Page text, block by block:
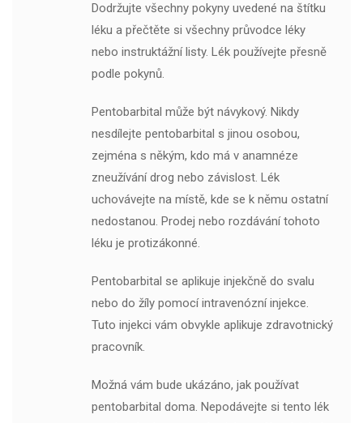
Dodržujte všechny pokyny uvedené na štítku
léku a přečtěte si všechny průvodce léky
nebo instruktážní listy. Lék používejte přesně
podle pokynů.
Pentobarbital může být návykový. Nikdy
nesdílejte pentobarbital s jinou osobou,
zejména s někým, kdo má v anamnéze
zneužívání drog nebo závislost. Lék
uchovávejte na místě, kde se k němu ostatní
nedostanou. Prodej nebo rozdávání tohoto
léku je protizákonné.
Pentobarbital se aplikuje injekčně do svalu
nebo do žíly pomocí intravenózní injekce.
Tuto injekci vám obvykle aplikuje zdravotnický
pracovník.
Možná vám bude ukázáno, jak používat
pentobarbital doma. Nepodávejte si tento lék